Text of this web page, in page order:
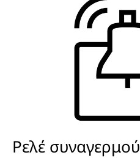
Ρελέ συναγερμού